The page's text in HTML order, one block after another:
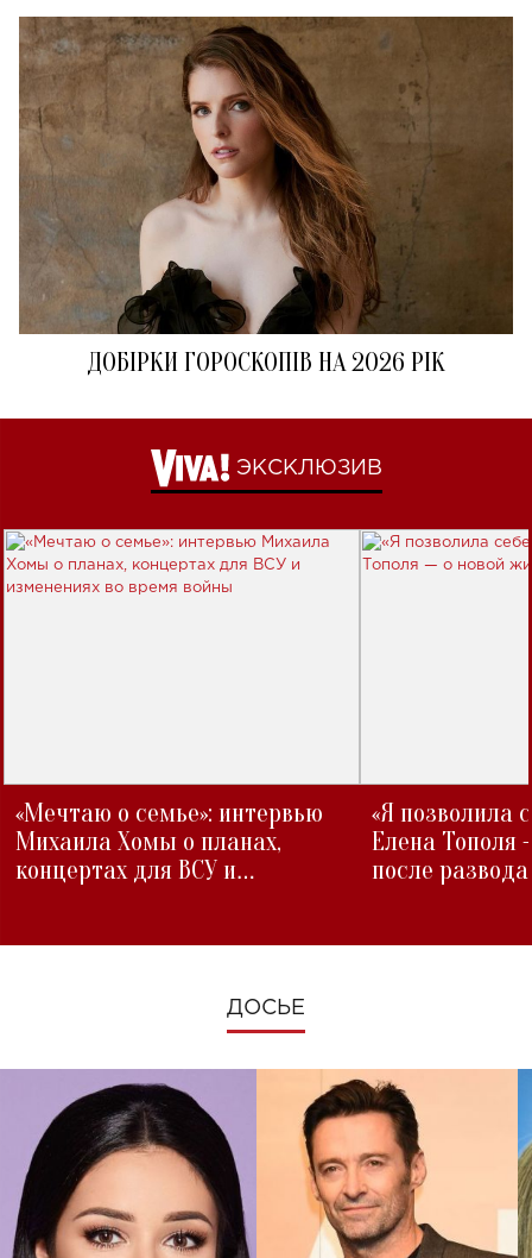
ДОБІРКИ ГОРОСКОПІВ НА 2026 РІК
ЭКСКЛЮЗИВ
«Мечтаю о семье»: интервью
Михаила Хомы о планах,
концертах для ВСУ и
«Я позволила
Елена Тополя
после развода
ДОСЬЕ